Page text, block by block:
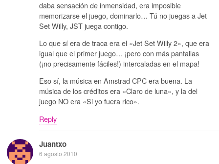
daba sensación de inmensidad, era imposible
memorizarse el juego, dominarlo… Tú no juegas a Jet
Set Willy, JST juega contigo.
Lo que sí era de traca era el «Jet Set Willy 2», que era
igual que el primer juego… ¡pero con más pantallas
(¡no precisamente fáciles!) intercaladas en el mapa!
Eso sí, la música en Amstrad CPC era buena. La
música de los créditos era «Claro de luna», y la del
juego NO era «Si yo fuera rico».
Reply
Juantxo
6 agosto 2010